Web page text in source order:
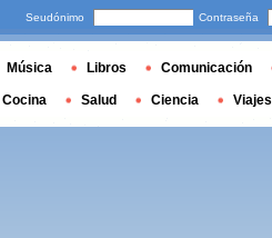
Seudónimo Contraseña
Música Libros Comunicación
Cocina Salud Ciencia Viajes